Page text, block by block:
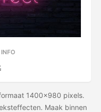
1400x980 pixels.
Maak binnen